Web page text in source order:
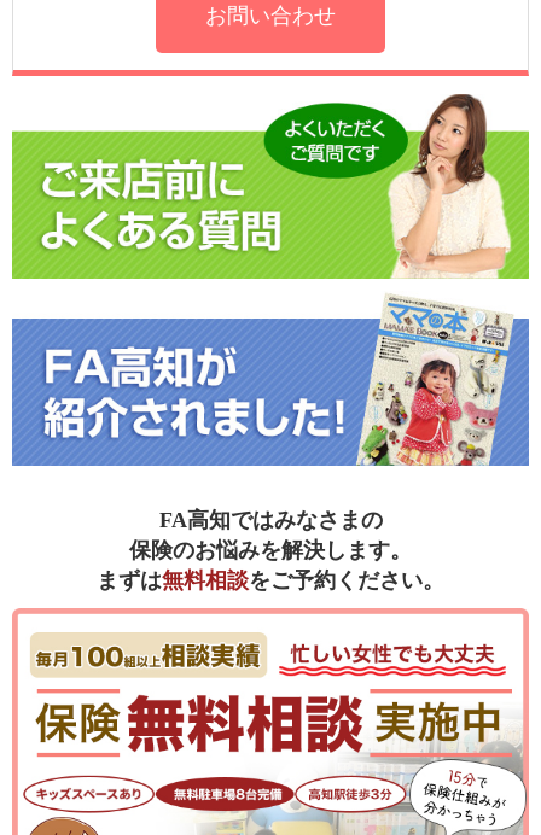
お問い合わせ
FA高知ではみなさまの
保険のお悩みを解決します。
まずは無料相談をご予約ください。